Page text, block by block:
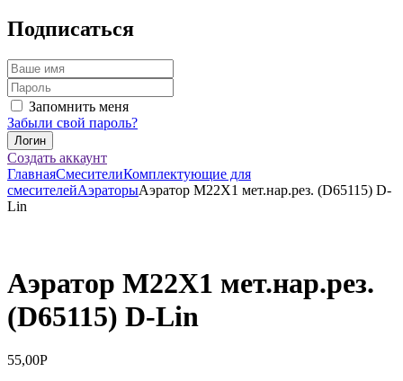
Подписаться
Запомнить меня
Забыли свой пароль?
Создать аккаунт
ГлавнаяСмесителиКомплектующие для
смесителейАэраторыАэратор М22Х1 мет.нар.рез. (D65115) D-
Lin
Аэратор М22Х1 мет.нар.рез.
(D65115) D-Lin
55,00Р